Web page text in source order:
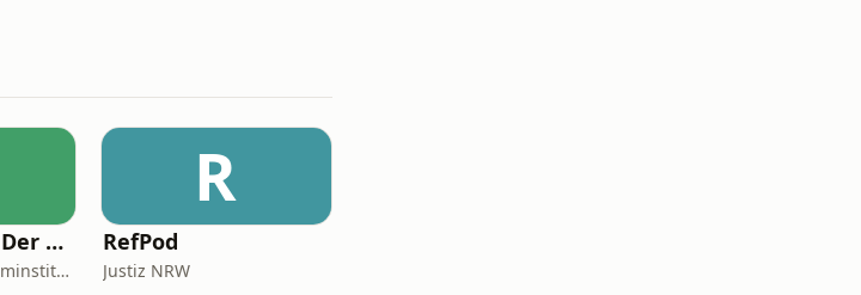
Alles ist Film – Der Podcast des DFF
DFF – Deutsches Filminstitut & Filmmuseum
R
RefPod
Justiz NRW